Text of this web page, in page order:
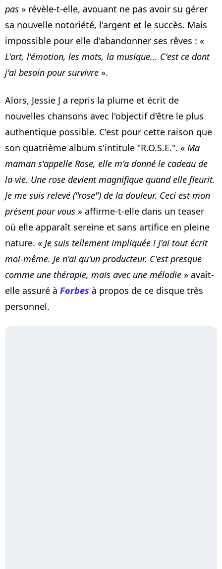
pas » révèle-t-elle, avouant ne pas avoir su gérer
sa nouvelle notoriété, l'argent et le succès. Mais
impossible pour elle d'abandonner ses rêves : «
L'art, l'émotion, les mots, la musique... C'est ce dont
j'ai besoin pour survivre ».
Alors, Jessie J a repris la plume et écrit de
nouvelles chansons avec l'objectif d'être le plus
authentique possible. C'est pour cette raison que
son quatrième album s'intitule "R.O.S.E.". « Ma
maman s'appelle Rose, elle m'a donné le cadeau de
la vie. Une rose devient magnifique quand elle fleurit.
Je me suis relevé ("rose") de la douleur. Ceci est mon
présent pour vous » affirme-t-elle dans un teaser
où elle apparaît sereine et sans artifice en pleine
nature. « Je suis tellement impliquée ! J'ai tout écrit
moi-même. Je n'ai qu'un producteur. C'est presque
comme une thérapie, mais avec une mélodie » avait-
elle assuré à Forbes à propos de ce disque très
personnel.